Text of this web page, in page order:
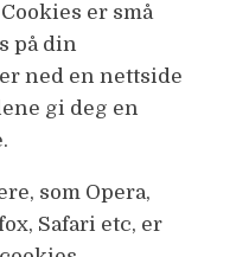
er små
på din
ned en nettside
gi deg en
som Opera,
Safari etc, er